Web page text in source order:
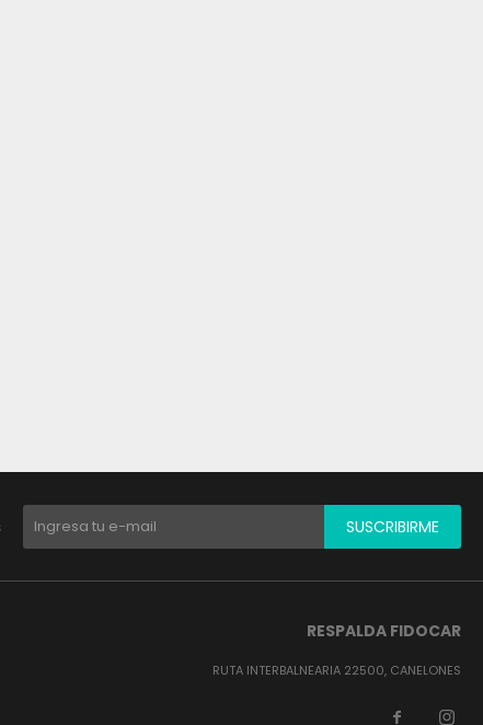
RESPALDA FIDOCAR
RUTA INTERBALNEARIA 22500, CANELONES
 
SUSCRIBIRME